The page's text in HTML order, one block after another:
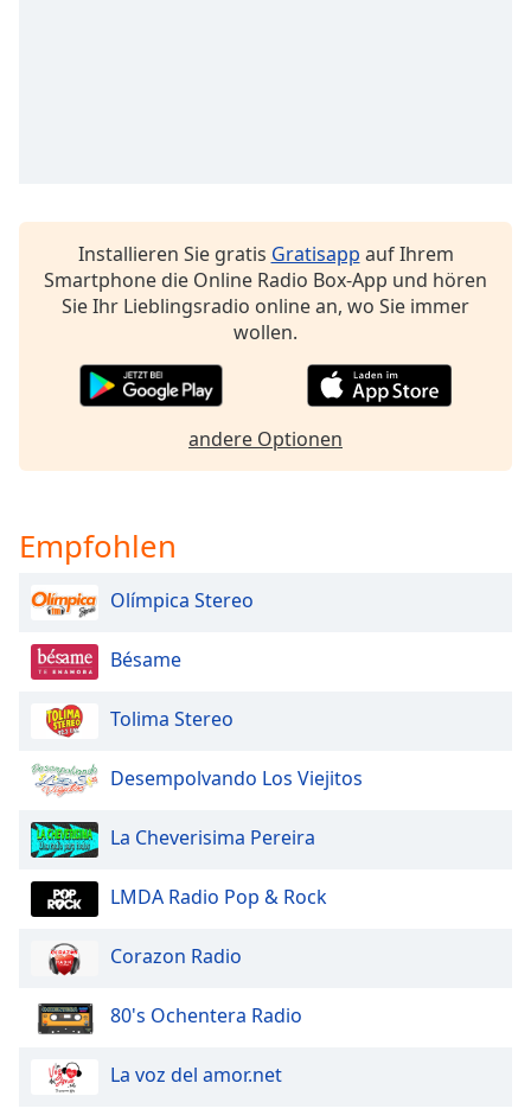
Color
Opacity
Caption
Background
Opacity
Font
Size
Edge
Style
Installieren Sie gratis Gratisapp auf Ihrem
Smartphone die Online Radio Box-App und hören
Sie Ihr Lieblingsradio online an, wo Sie immer
wollen.
andere Optionen
Empfohlen
Olímpica Stereo
Bésame
Tolima Stereo
Desempolvando Los Viejitos
La Cheverisima Pereira
LMDA Radio Pop & Rock
Corazon Radio
80's Ochentera Radio
La voz del amor.net